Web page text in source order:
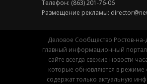
Телефон: (863) 201-76-06
Размещение рекламы:
Деловое Сообщество Ростов-на-
главный информационный
сайте всегда свежие новости
которые обновляются в режиме
содержат только актуальную